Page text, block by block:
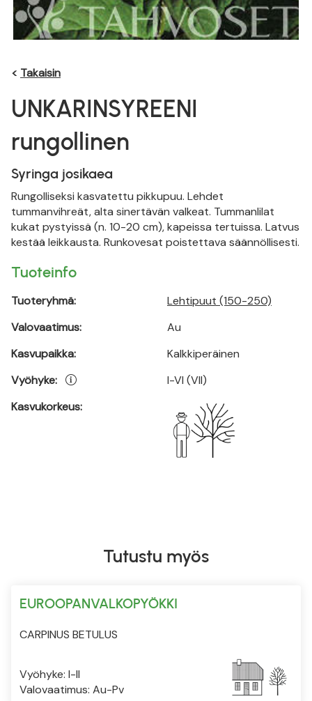
< Takaisin
UNKARINSYREENI
rungollinen
Syringa josikaea
Rungolliseksi kasvatettu pikkupuu. Lehdet
tummanvihreät, alta sinertävän valkeat. Tummanlilat
kukat pystyissä (n. 10-20 cm), kapeissa tertuissa. Latvus
kestää leikkausta. Runkovesat poistettava säännöllisesti.
Tuoteinfo
Tuoteryhmä:
Valovaatimus:
Kasvupaikka:
Vyöhyke:
Kasvukorkeus:
Lehtipuut (150-250)
Au
Kalkkiperäinen
I-VI (VII)
Tutustu myös
EUROOPANVALKOPYÖKKI
CARPINUS BETULUS
Vyöhyke: I-II
Valovaatimus: Au-Pv